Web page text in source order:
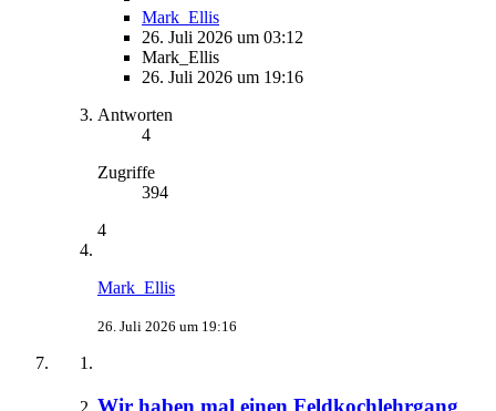
Mark_Ellis
26. Juli 2026 um 03:12
Mark_Ellis
26. Juli 2026 um 19:16
Antworten
4
Zugriffe
394
4
Mark_Ellis
26. Juli 2026 um 19:16
Wir haben mal einen Feldkochlehrgang